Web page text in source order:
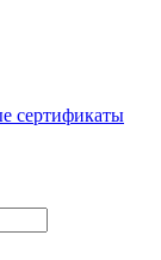
сертификаты